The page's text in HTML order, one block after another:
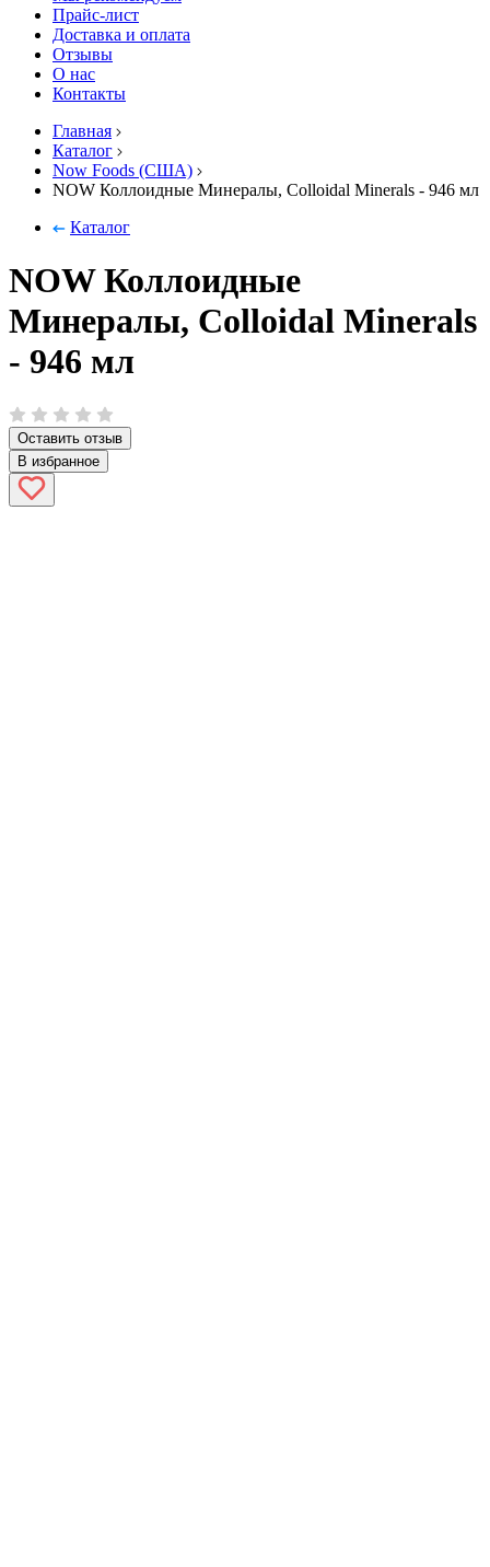
Прайс-лист
Доставка и оплата
Отзывы
О нас
Контакты
Главная
Каталог
Now Foods (США)
NOW Коллоидные Минералы, Colloidal Minerals - 946 мл
Каталог
NOW Коллоидные
Минералы, Colloidal Minerals
- 946 мл
Оставить отзыв
В избранное